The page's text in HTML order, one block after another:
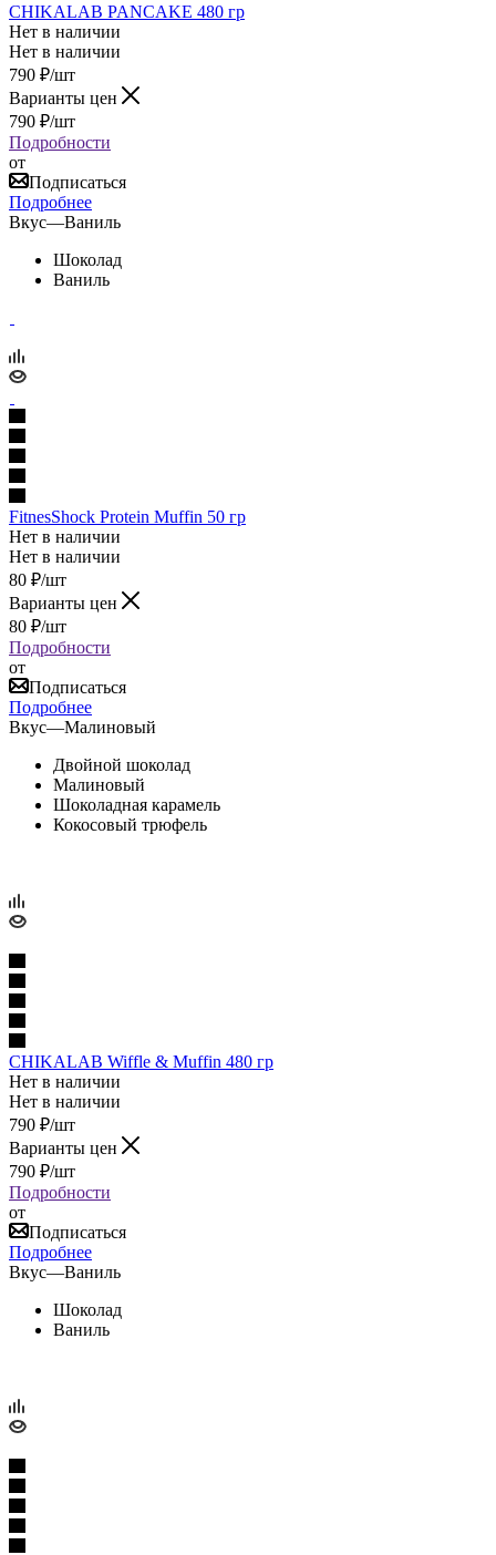
CHIKALAB PANCAKE 480 гр
Нет в наличии
Нет в наличии
790 ₽/шт
Варианты цен
790 ₽/шт
Подробности
от
Подписаться
Подробнее
Вкус—Ваниль
Шоколад
Ваниль
FitnesShock Protein Muffin 50 гр
Нет в наличии
Нет в наличии
80 ₽/шт
Варианты цен
80 ₽/шт
Подробности
от
Подписаться
Подробнее
Вкус—Малиновый
Двойной шоколад
Малиновый
Шоколадная карамель
Кокосовый трюфель
CHIKALAB Wiffle & Muffin 480 гр
Нет в наличии
Нет в наличии
790 ₽/шт
Варианты цен
790 ₽/шт
Подробности
от
Подписаться
Подробнее
Вкус—Ваниль
Шоколад
Ваниль